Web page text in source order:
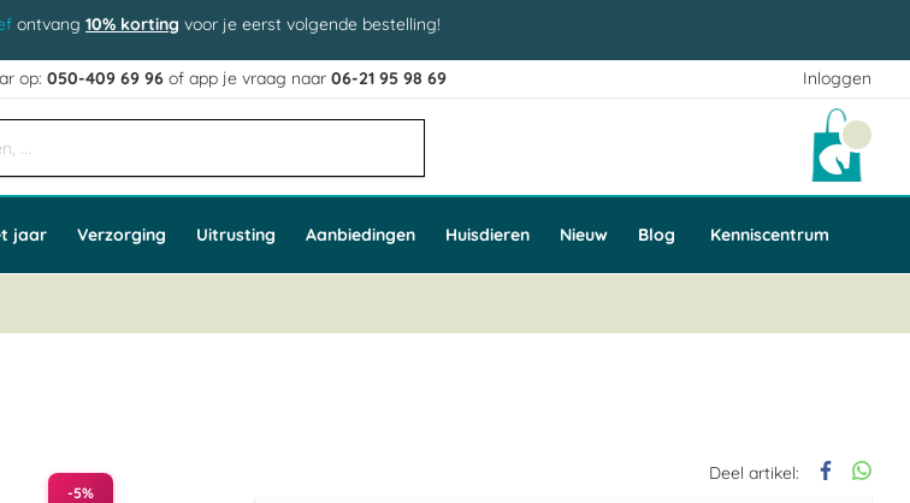
ontvang 10% korting voor je eerst volgende bestelling!
Inloggen
op:050-409 69 96 of app je vraag naar06-21 95 98 69
jaar Verzorging Uitrusting Aanbiedingen Huisdieren Nieuw Blog Kenniscentrum
Deel artikel:
-5%